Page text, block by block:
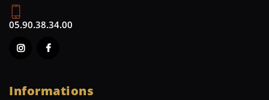
05.90.38.34.00
Informations